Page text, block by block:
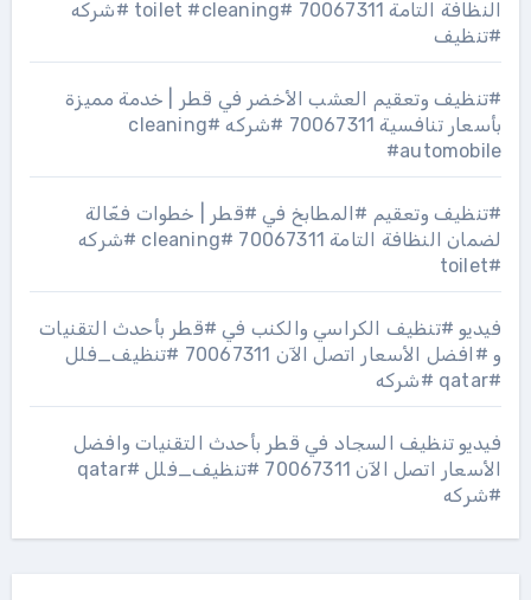
النظافة التامة 70067311 #toilet #cleaning #شركه
#تنظيف
#تنظيف وتعقيم العشب الأخضر في قطر | خدمة مميزة
بأسعار تنافسية 70067311 #شركه #cleaning
#automobile
#تنظيف وتعقيم #المطابخ في #قطر | خطوات فعّالة
لضمان النظافة التامة 70067311 #cleaning #شركه
#toilet
فيديو #تنظيف الكراسي والكنب في #قطر بأحدث التقنيات
و #افضل الأسعار اتصل الآن 70067311 #تنظيف_فلل
#qatar #شركه
فيديو تنظيف السجاد في قطر بأحدث التقنيات وافضل
الأسعار اتصل الآن 70067311 #تنظيف_فلل #qatar
#شركه